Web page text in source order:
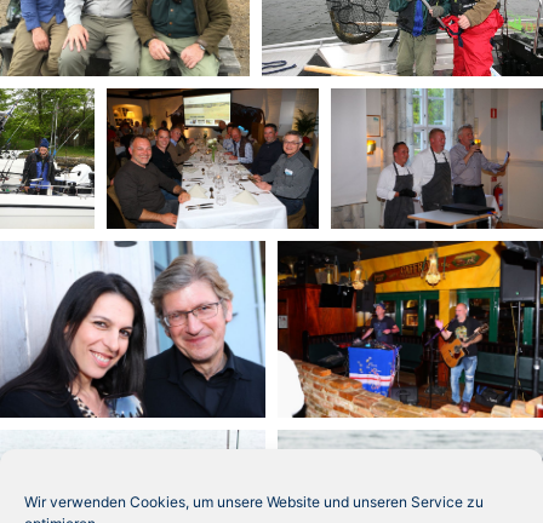
Wir verwenden Cookies, um unsere Website und unseren Service zu